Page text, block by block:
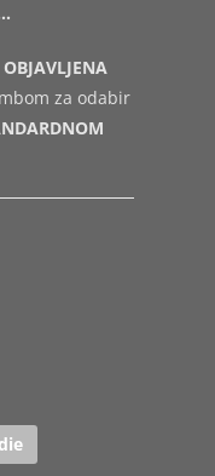
OBJAVLJENA
za odabir